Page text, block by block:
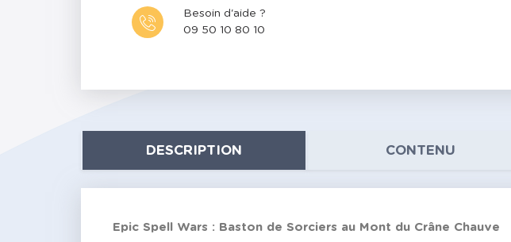
Besoin d'aide ?
09 50 10 80 10
DESCRIPTION CONTENU
Epic Spell Wars : Baston de Sorciers au Mont du Crâne Chauve